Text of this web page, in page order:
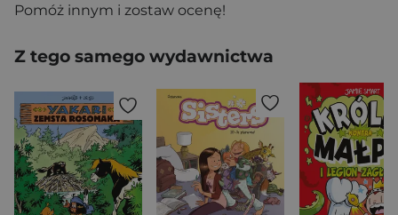
Pomóż innym i zostaw ocenę!
Z tego samego wydawnictwa